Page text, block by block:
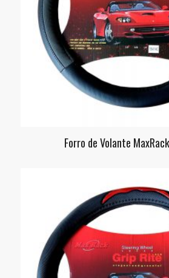
Forro de Volante